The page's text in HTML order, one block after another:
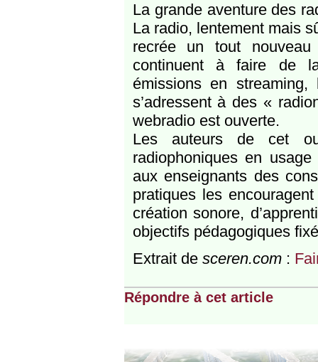
La grande aventure des
La radio, lentement mais
recrée un tout
continuent à faire de
émissions en
s’adressent à des «
webradio est ouverte.
Les auteurs de cet
radiophoniques en
aux enseignants des
pratiques les
création sonore,
objectifs pédagogiques
Extrait de sceren.com:
Répondre à cet article